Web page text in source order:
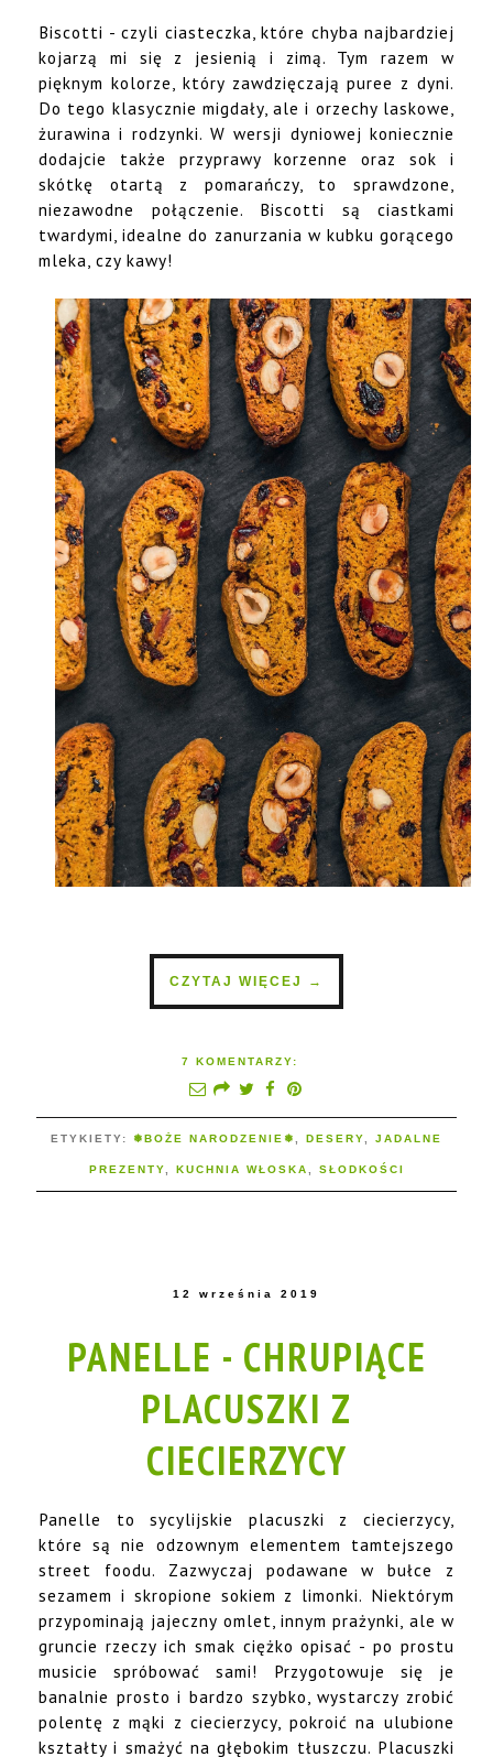
Biscotti - czyli ciasteczka, które chyba najbardziej
kojarzą mi się z jesienią i zimą. Tym razem w
pięknym kolorze, który zawdzięczają puree z dyni.
Do tego klasycznie migdały, ale i orzechy laskowe,
żurawina i rodzynki. W wersji dyniowej koniecznie
dodajcie także przyprawy korzenne oraz sok i
skótkę otartą z pomarańczy, to sprawdzone,
niezawodne połączenie. Biscotti są ciastkami
twardymi, idealne do zanurzania w kubku gorącego
mleka, czy kawy!
CZYTAJ WIĘCEJ →
7 KOMENTARZY:
ETYKIETY: ❅BOŻE NARODZENIE❅ DESERY JADALNE
PREZENTY KUCHNIA WŁOSKA SŁODKOŚCI
12 września 2019
PANELLE - CHRUPIĄCE
PLACUSZKI Z
CIECIERZYCY
Panelle to sycylijskie placuszki z ciecierzycy,
które są nie odzownym elementem tamtejszego
street foodu. Zazwyczaj podawane w bułce z
sezamem i skropione sokiem z limonki. Niektórym
przypominają jajeczny omlet, innym prażynki, ale w
gruncie rzeczy ich smak ciężko opisać - po prostu
musicie spróbować sami! Przygotowuje się je
banalnie prosto i bardzo szybko, wystarczy zrobić
polentę z mąki z ciecierzycy, pokroić na ulubione
kształty i smażyć na głębokim tłuszczu. Placuszki